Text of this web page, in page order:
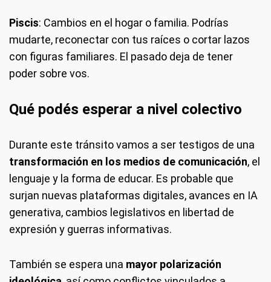
Piscis: Cambios en el hogar o familia. Podrías
mudarte, reconectar con tus raíces o cortar lazos
con figuras familiares. El pasado deja de tener
poder sobre vos.
Qué podés esperar a nivel colectivo
Durante este tránsito vamos a ser testigos de una
transformación en los medios de comunicación, el
lenguaje y la forma de educar. Es probable que
surjan nuevas plataformas digitales, avances en IA
generativa, cambios legislativos en libertad de
expresión y guerras informativas.
También se espera una mayor polarización